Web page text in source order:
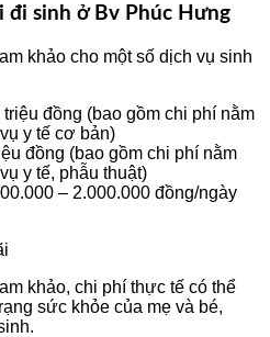
đi sinh ở Bv Phúc Hưng
khảo cho một số dịch vụ sinh
đồng (bao gồm chi phí nằm
y tế cơ bản)
đồng (bao gồm chi phí nằm
y tế, phẫu thuật)
– 2.000.000 đồng/ngày
khảo, chi phí thực tế có thể
sức khỏe của mẹ và bé,